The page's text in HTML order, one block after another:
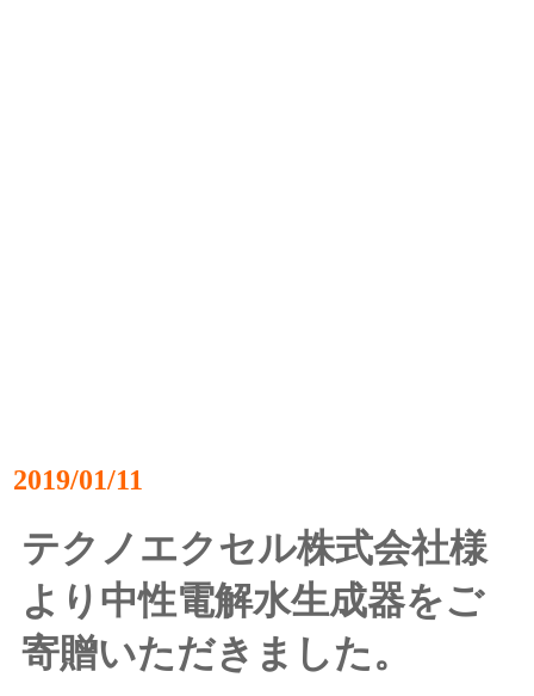
2019/01/11
テクノエクセル株式会社様
より中性電解水生成器をご
寄贈いただきました。